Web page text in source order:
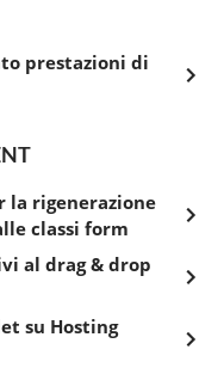
prestazioni di
la rigenerazione
classi form
al drag & drop
su Hosting